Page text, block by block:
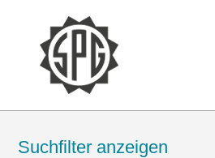
Suchfilter anzeigen